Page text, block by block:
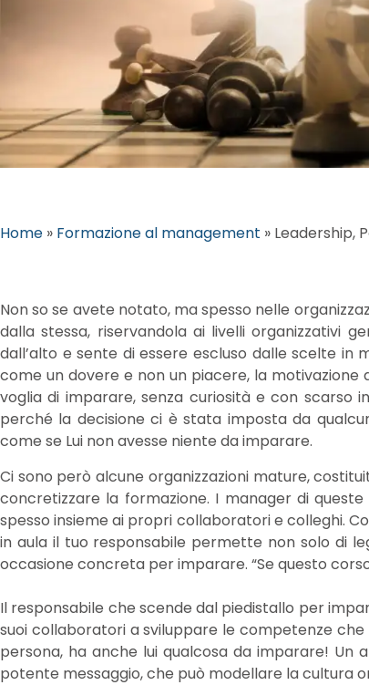
Home » Formazione al management » Leadership,
Non so se avete notato, ma spesso nelle
dalla stessa, riservandola ai livelli organizzativi
dall’alto e sente di essere escluso dalle scelte
come un dovere e non un piacere, la
voglia di imparare, senza curiosità e con scarso
perché la decisione ci è stata imposta da
come se Lui non avesse niente da imparare.
Ci sono però alcune organizzazioni mature,
concretizzare la formazione. I manager di
spesso insieme ai propri collaboratori e colleghi.
in aula il tuo responsabile permette non solo di
occasione concreta per imparare. “Se questo
Il responsabile che scende dal piedistallo per
suoi collaboratori a sviluppare le competenze
persona, ha anche lui qualcosa da imparare!
potente messaggio, che può modellare la cultura